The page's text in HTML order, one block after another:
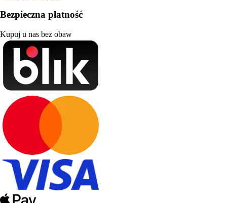
Bezpieczna płatność
Kupuj u nas bez obaw